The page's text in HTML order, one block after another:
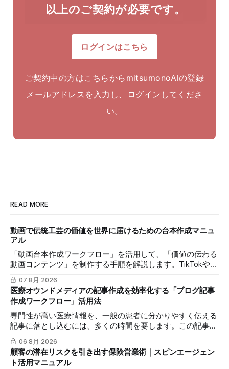
以上のご契約が必要です。
ログインはこちら
ご契約中の方はこちらからmitsumonoAIの登録
メールアドレスを入力し、ログインしてくださ
い。
READ MORE
動画で伝統工芸の価値を世界に届けるための台本作成マニュ
アル
「動画台本作成ワークフロー」を活用して、「価値の伝わる
動画コンテンツ」を制作する手順を解説します。TikTokや
Instagramリールを通じた、国内若年層および海外市場への
効果的な発信を支援します。
07 8月 2026
医療オウンドメディアの記事作成を効率化する「ブログ記事
作成ワークフロー」活用法
専門性が高い医療情報を、一般の患者に分かりやすく伝える
記事に落とし込むには、多くの時間を要します。この記事で
は、mitsumonoAIの「ブログ記事作成ワークフロー」を活用
し、SEOに配慮した質の高いブログ記事を効率的に作成し、
発信力を最大化する方法を解説します。
06 8月 2026
顧客の潜在リスクを引き出す保険営業術｜スピンエージェン
ト活用マニュアル